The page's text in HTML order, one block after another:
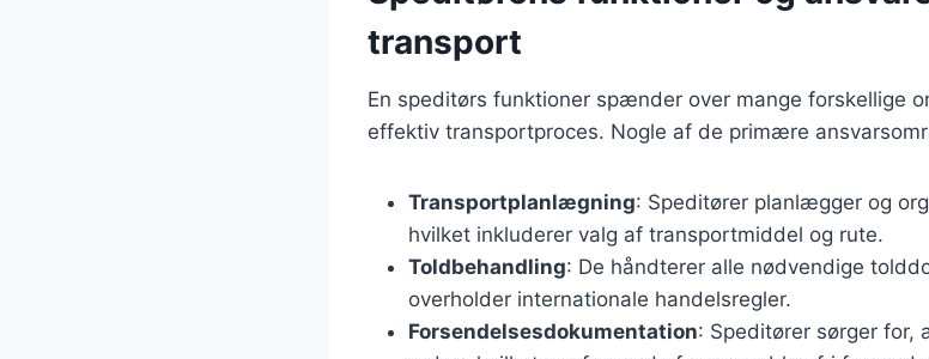
transport
En speditørs funktioner spænder over mange forskellige
effektiv transportproces. Nogle af de primære
Transportplanlægning: Speditører planlægger og
hvilket inkluderer valg af transportmiddel og rute.
Toldbehandling: De håndterer alle nødvendige
overholder internationale handelsregler.
Forsendelsesdokumentation: Speditører sørger for,